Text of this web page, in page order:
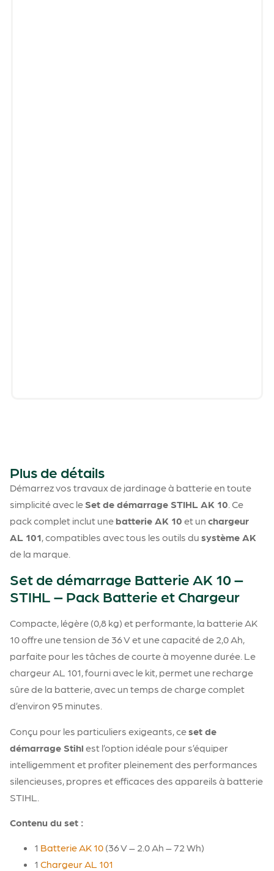
Plus de détails
Démarrez vos travaux de jardinage à batterie en toute
simplicité avec le Set de démarrage STIHL AK 10 . Ce
pack complet inclut unebatterie AK 10 et un chargeur
AL 101 , compatibles avec tous les outils du système AK
de la marque.
Set de démarrage Batterie AK 10 –
STIHL – Pack Batterie et Chargeur
Compacte, légère (0,8 kg) et performante, la batterie AK
10 offre une tension de 36 V et une capacité de 2,0 Ah,
parfaite pour les tâches de courte à moyenne durée. Le
chargeur AL 101, fourni avec le kit, permet une recharge
sûre de la batterie, avec un temps de charge complet
d’environ 95 minutes.
Conçu pour les particuliers exigeants, ceset de
démarrage Stihl est l’option idéale pour s’équiper
intelligemment et profiter pleinement des performances
silencieuses, propres et efficaces des appareils à batterie
STIHL.
Contenu du set :
1 Batterie AK 10 (36 V – 2.0 Ah – 72 Wh)
1 Chargeur AL 101